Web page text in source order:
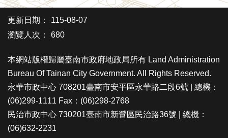
更新日期：
115-08-07
瀏覽人次：
680
本網站版權歸屬臺南市政府地政局所有 Land Administration
Bureau Of Tainan City Government. All Rights Reserved.
永華市政中心 708201臺南市安平區永華路二段6號 | 總機：
(06)299-1111 Fax：(06)298-2768
民治市政中心 730201臺南市新營區民治路36號 | 總機：
(06)632-2231